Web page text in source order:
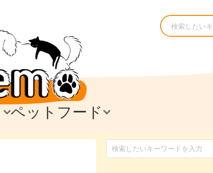
犬のケア・お手入れ
猫のケア・お手入れ
ペットフード